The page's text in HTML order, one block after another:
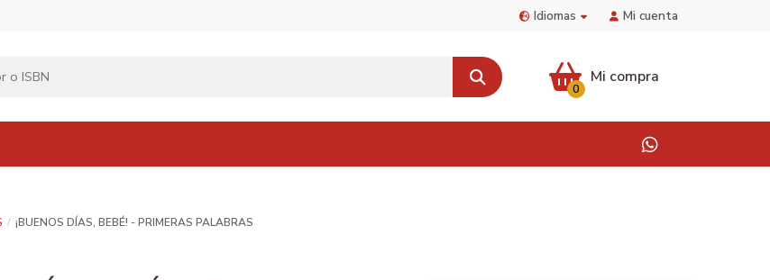
Idiomas Mi cuenta
Mi compra
0
¡BUENOS DÍAS, BEBÉ! - PRIMERAS PALABRAS